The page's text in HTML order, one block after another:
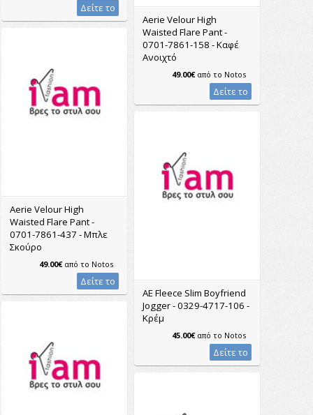
Δείτε το
Aerie Velour High
Waisted Flare Pant -
0701-7861-158 - Καφέ
Ανοιχτό
49.00€από το Notos
Δείτε το
Aerie Velour High
Waisted Flare Pant -
0701-7861-437 - Μπλε
Σκούρο
49.00€από το Notos
Δείτε το
AE Fleece Slim Boyfriend
Jogger - 0329-4717-106 -
Κρέμ
45.00€από το Notos
Δείτε το